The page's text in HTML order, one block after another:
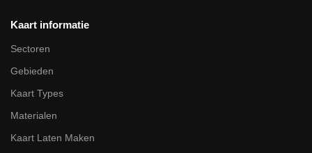
Kaart informatie
Sectoren
Gebieden
Kaart Types
Materialen
Kaart Laten Maken